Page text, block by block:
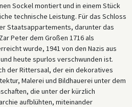
Sockel montiert und in einem Stück
technische Leistung. Für das Schloss
Staatsappartements, darunter das
Peter dem Großen 1716 als
wurde, 1941 von den Nazis aus
heute spurlos verschwunden ist.
der Rittersaal, der ein dekoratives
Malerei und Bildhauerei unter dem
die unter der kürzlich
aufblühten, miteinander